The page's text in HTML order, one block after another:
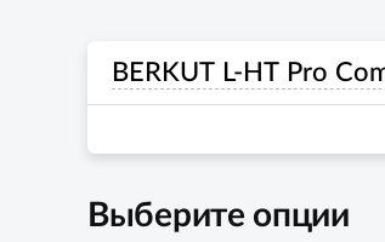
BERKUT L-HT Pro
Выберите опции